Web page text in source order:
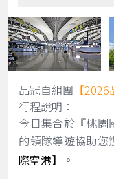
品冠自組團 【
行程說明：
今日集合於『桃園
的領隊導遊協助您
際空港】
。